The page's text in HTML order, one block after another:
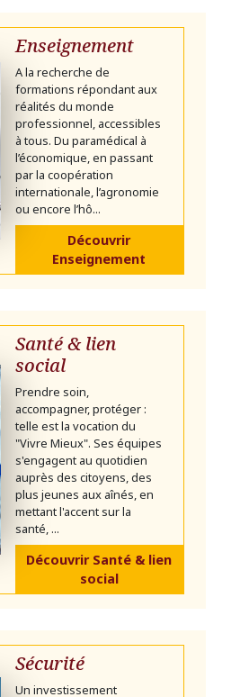
Enseignement
A la recherche de
formations répondant aux
réalités du monde
professionnel, accessibles
à tous. Du paramédical à
l’économique, en passant
par la coopération
internationale, l’agronomie
ou encore l’hô...
Découvrir
Enseignement
Santé & lien
social
Prendre soin,
accompagner, protéger :
telle est la vocation du
"Vivre Mieux". Ses équipes
s'engagent au quotidien
auprès des citoyens, des
plus jeunes aux aînés, en
mettant l'accent sur la
santé, ...
Découvrir Santé & lien
social
Sécurité
Un investissement